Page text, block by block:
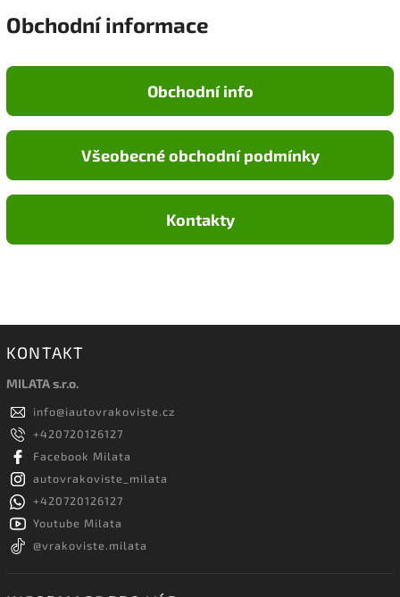
Obchodní informace
Obchodní info
Všeobecné obchodní podmínky
Kontakty
KONTAKT
MILATA s.r.o.
info@iautovrakoviste.cz
+420720126127
Facebook Milata
autovrakoviste_milata
+420720126127
Youtube Milata
@vrakoviste.milata